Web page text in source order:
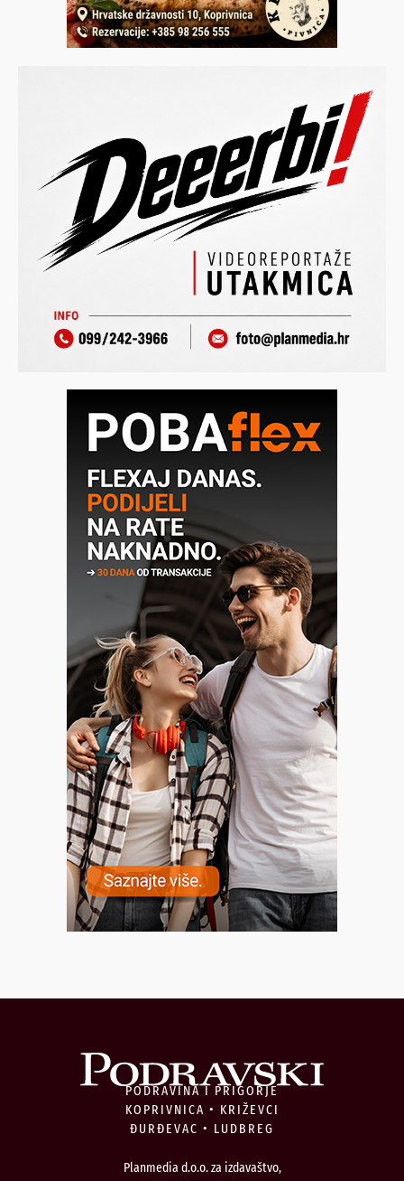
PODRAVINA I PRIGORJE
KOPRIVNICA • KRIŽEVCI
ĐURĐEVAC • LUDBREG
Planmedia d.o.o. za izdavaštvo,